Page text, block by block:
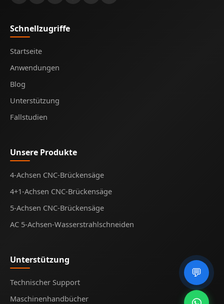
💬
Schnellzugriffe
Startseite
Anwendungen
Blog
Unterstützung
Fallstudien
Unsere Produkte
4-Achsen CNC-Brückensäge
4+1-Achsen CNC-Brückensäge
5-Achsen CNC-Brückensäge
AC 5-Achsen-Wasserstrahlschneiden
Unterstützung
Technischer Support
Maschinenhandbücher